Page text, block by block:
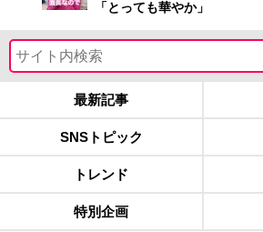
「とっても華やか」
最新記事
SNSトピック
トレンド
特別企画